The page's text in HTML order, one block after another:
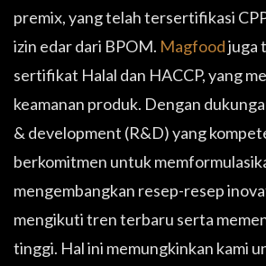
premix, yang telah tersertifikasi
izin edar dari BPOM. Magfoodjuga
sertifikat Halal dan HACCP, yang
keamanan produk. Dengan
& development (R&D) yang
berkomitmen untuk
mengembangkan resep-resep
mengikuti tren terbaru serta
tinggi. Hal ini memungkinkan kami